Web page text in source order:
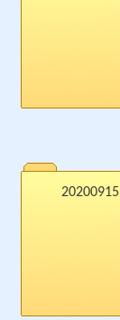
20200915